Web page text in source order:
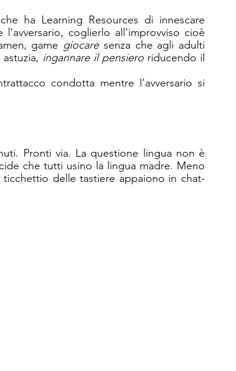
ha Learning Resources di innescare
game giocare senza che agli adulti
ingannare il pensiero riducendo il
condotta mentre l’avversario si
Pronti via. La questione lingua non è
che tutti usino la lingua madre. Meno
delle tastiere appaiono in chat-